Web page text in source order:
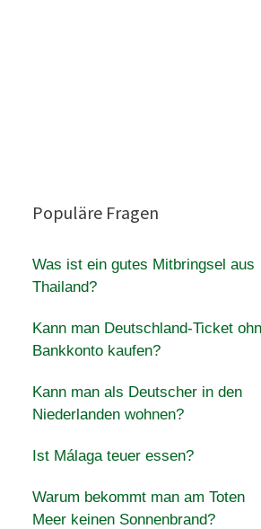
Populäre Fragen
Was ist ein gutes Mitbringsel aus
Thailand?
Kann man Deutschland-Ticket
Bankkonto kaufen?
Kann man als Deutscher in den
Niederlanden wohnen?
Ist Málaga teuer essen?
Warum bekommt man am Toten
Meer keinen Sonnenbrand?